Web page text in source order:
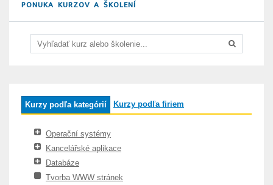
PONUKA KURZOV A ŠKOLENÍ
Kurzy podľa kategórií Kurzy podľa firiem
Operační systémy
Kancelářské aplikace
Databáze
Tvorba WWW stránek